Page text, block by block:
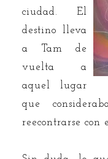
ciudad. El
destino lleva
a Tam de
vuelta a
aquel lugar
que
reecontrarse con